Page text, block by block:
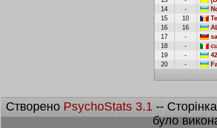
14
-
15
10
16
16
17
-
18
-
19
-
20
-
Створено PsychoStats 3.1 --
було